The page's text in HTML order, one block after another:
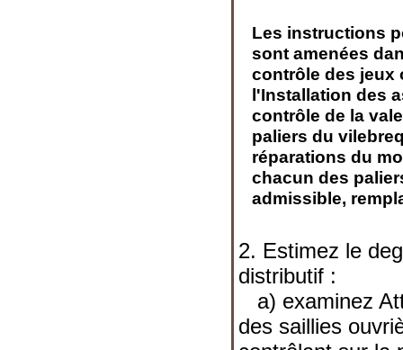
Les instructions
sont amenées
contrôle des jeux
l'Installation des
contrôle de la
paliers du
réparations du
chacun des
admissible,
2. Estimez le
distributif :
a) examinez
des saillies